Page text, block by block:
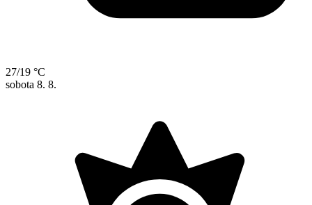
27/19 °C
sobota 8. 8.